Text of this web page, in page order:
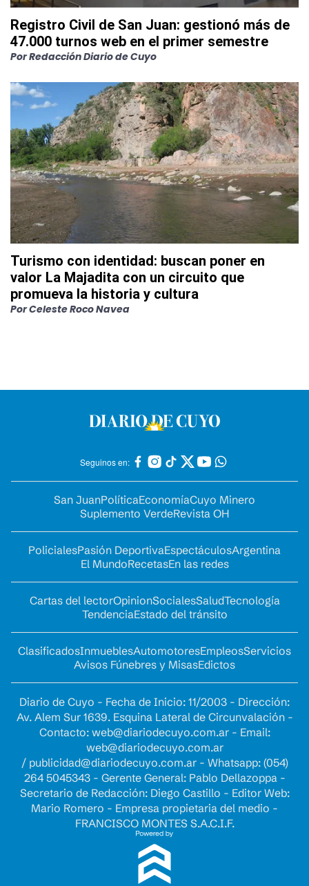
Registro Civil de San Juan: gestionó más de
47.000 turnos web en el primer semestre
PorRedacción Diario de Cuyo
Turismo con identidad: buscan poner en
valor La Majadita con un circuito que
promueva la historia y cultura
PorCeleste Roco Navea
Seguinos en:
San JuanPolíticaEconomíaCuyo Minero
Suplemento VerdeRevista OH
PolicialesPasión DeportivaEspectáculosArgentina
El MundoRecetasEn las redes
Cartas del lectorOpinionSocialesSaludTecnología
TendenciaEstado del tránsito
ClasificadosInmueblesAutomotoresEmpleosServicios
Avisos Fúnebres y MisasEdictos
Diario de Cuyo - Fecha de Inicio: 11/2003 - Dirección:
Av. Alem Sur 1639. Esquina Lateral de Circunvalación -
Contacto: web@diariodecuyo.com.ar- Email:
web@diariodecuyo.com.ar
/ publicidad@diariodecuyo.com.ar- Whatsapp: (054)
264 5045343 - Gerente General: Pablo Dellazoppa -
Secretario de Redacción: Diego Castillo - Editor Web:
Mario Romero - Empresa propietaria del medio -
FRANCISCO MONTES S.A.C.I.F.